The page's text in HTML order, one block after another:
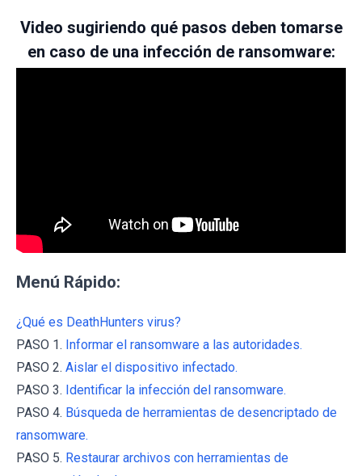
Video sugiriendo qué pasos deben tomarse
en caso de una infección de ransomware:
Menú Rápido:
¿Qué es DeathHunters virus?
PASO 1. Informar el ransomware a las autoridades.
PASO 2. Aislar el dispositivo infectado.
PASO 3. Identificar la infección del ransomware.
PASO 4. Búsqueda de herramientas de desencriptado de
ransomware.
PASO 5. Restaurar archivos con herramientas de